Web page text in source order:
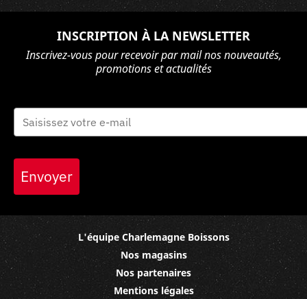
INSCRIPTION À LA NEWSLETTER
Inscrivez-vous pour recevoir par mail nos nouveautés,
promotions et actualités
Envoyer
L'équipe Charlemagne Boissons
Nos magasins
Nos partenaires
Mentions légales